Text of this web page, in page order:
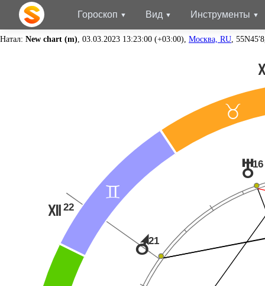
Гороскоп Вид Инструменты
Натал: New chart (m) , 03.03.2023 13:23:00 (+03:00), Москва, RU ,
<
Q
22
R
u16
r21